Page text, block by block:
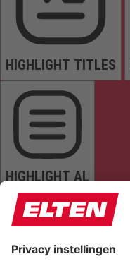
HIGHLIGHT TITLES
HIGHLIGHT AL